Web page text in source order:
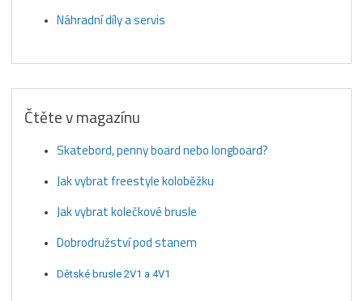
Náhradní díly a servis
Čtěte v magazínu
Skatebord, penny board nebo longboard?
Jak vybrat freestyle koloběžku
Jak vybrat kolečkové brusle
Dobrodružství pod stanem
Dětské brusle 2V1 a 4V1